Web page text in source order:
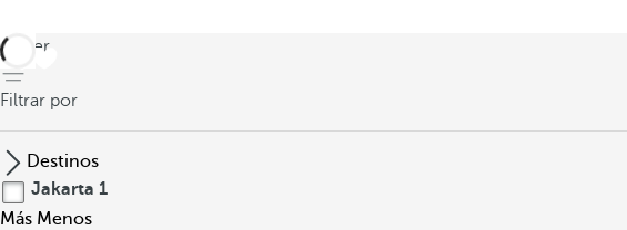
volver
Filtrar por
Destinos
Jakarta 1
Más Menos